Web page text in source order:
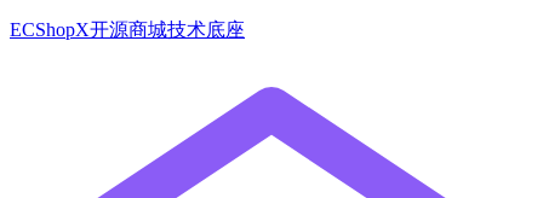
ECShopX开源商城技术底座